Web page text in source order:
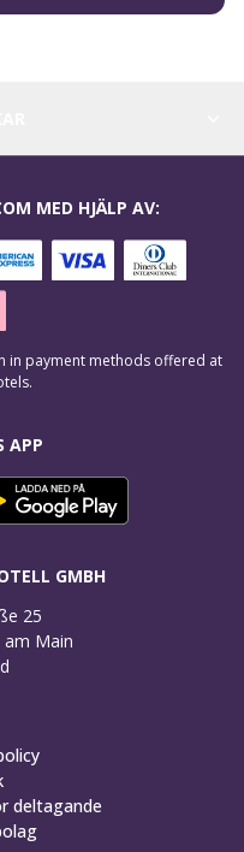
APP
GMBH
25
Main
MED HJÄLP AV:
in payment methods offered at
deltagande